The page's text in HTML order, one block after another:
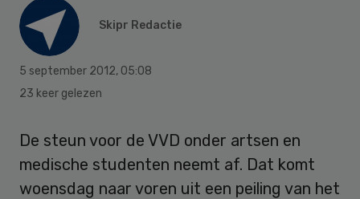
Skipr Redactie
5 september 2012, 05:08
23 keer gelezen
De steun voor de VVD onder artsen en
medische studenten neemt af. Dat komt
woensdag naar voren uit een peiling van het